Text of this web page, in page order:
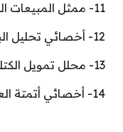
11- ممثل المبيعات الطبية NHSc
12- أخصائي تحليل البيانات وإعداد التقارير
13- محلل تمويل الكتلة
14- أخصائي أتمتة العمليات – مطور RPA